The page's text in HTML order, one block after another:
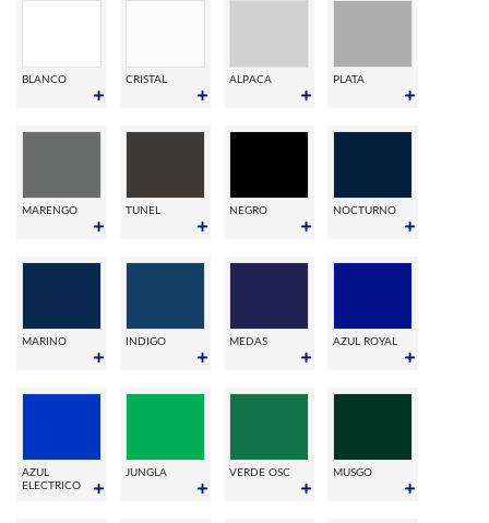
BLANCO CRISTAL ALPACA PLATA
MARENGO TUNEL NEGRO NOCTURNO
MARINO INDIGO MEDAS AZUL ROYAL
AZUL
ELECTRICO
JUNGLA VERDE OSC MUSGO